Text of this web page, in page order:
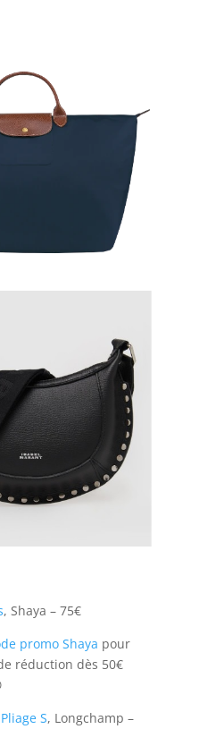
, Shaya – 75€
promo Shaya pour
réduction dès 50€
S, Longchamp –